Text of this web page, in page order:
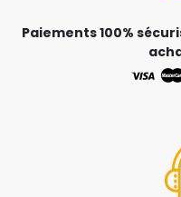
Paiements 100%